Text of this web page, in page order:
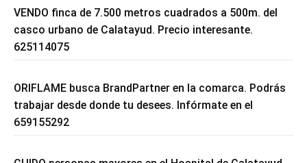
VENDO finca de 7.500 metros cuadrados a 500m. del
casco urbano de Calatayud. Precio interesante.
625114075
ORIFLAME busca BrandPartner en la comarca. Podrás
trabajar desde donde tu desees. Infórmate en el
659155292